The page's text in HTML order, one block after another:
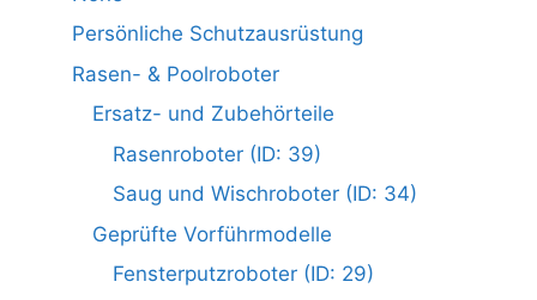
Persönliche Schutzausrüstung
Rasen- & Poolroboter
Ersatz- und Zubehörteile
Rasenroboter (ID: 39)
Saug und Wischroboter (ID: 34)
Geprüfte Vorführmodelle
Fensterputzroboter (ID: 29)